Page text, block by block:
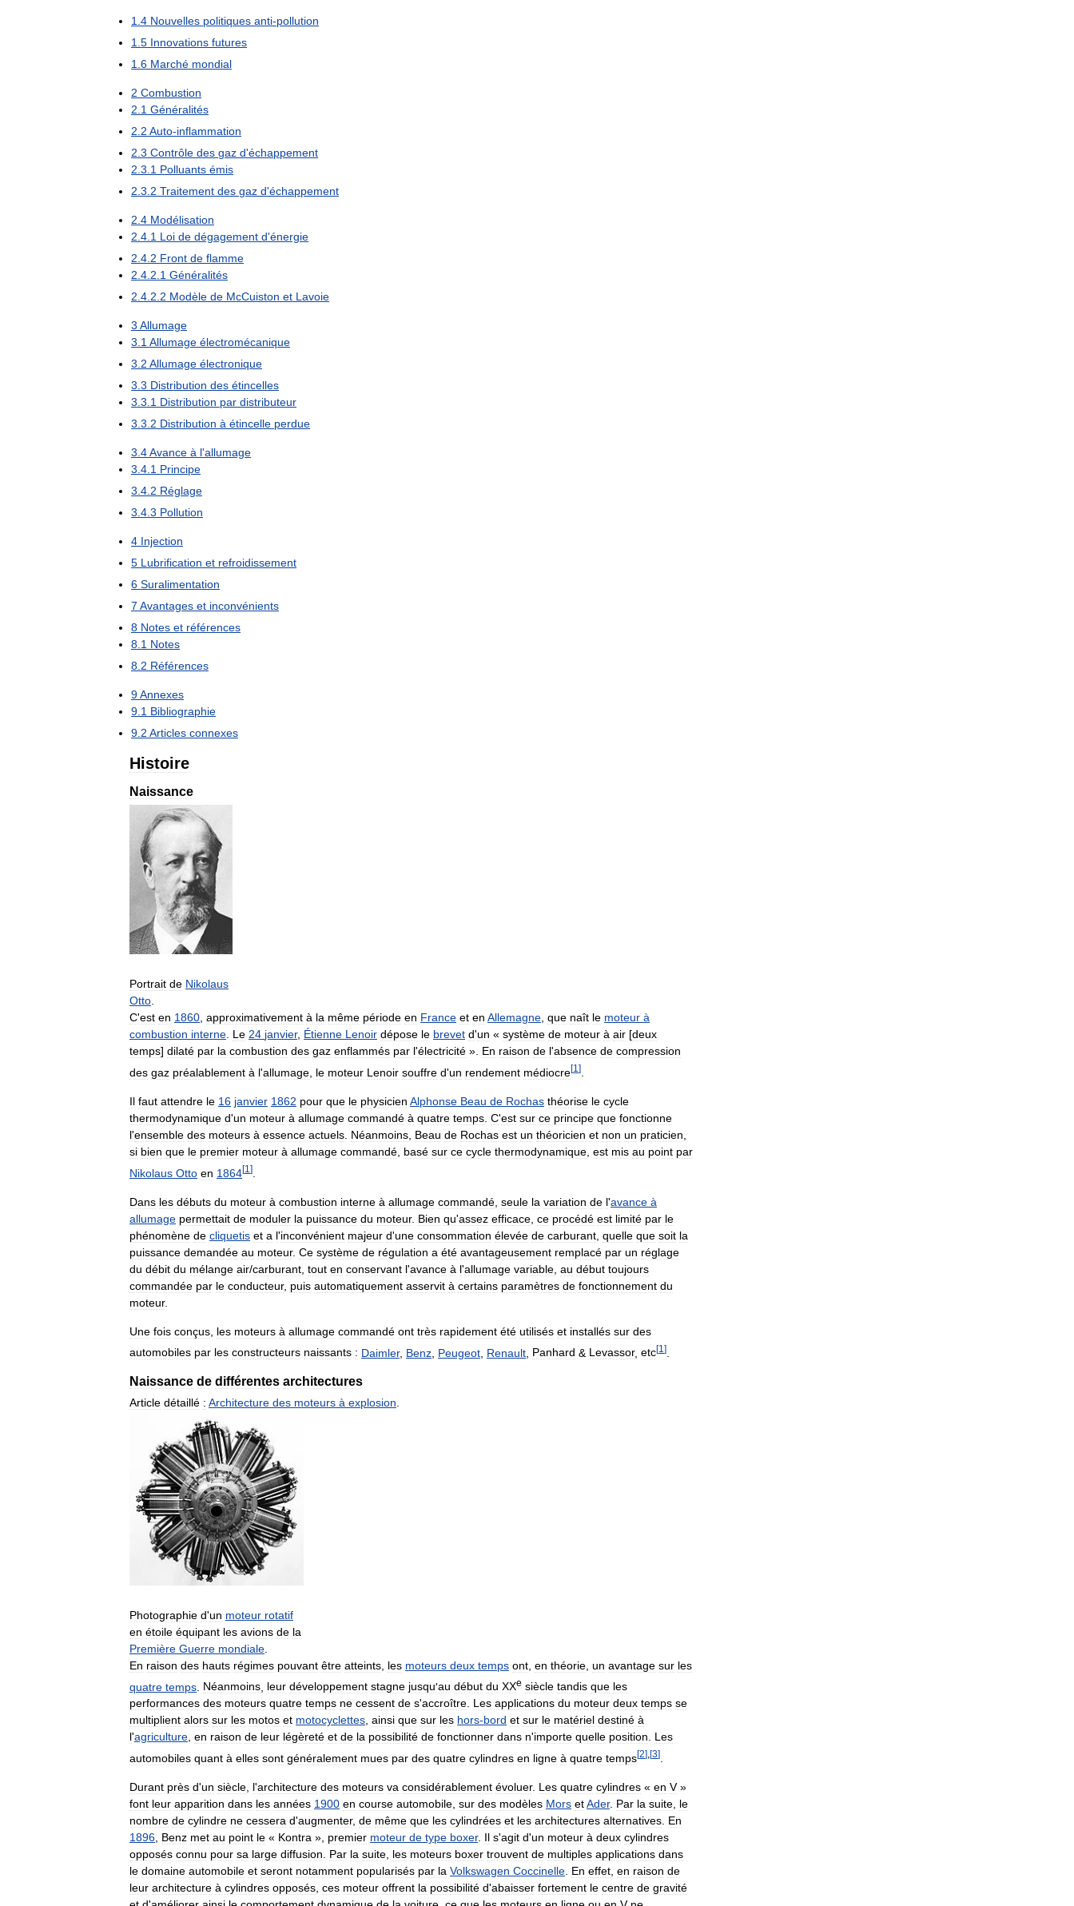
1 4 Nouvelles politiques anti-pollution
1 5 Innovations futures
1 6 Marché mondial
2 Combustion
2 1 Généralités
2 2 Auto-inflammation
2 3 Contrôle des gaz d'échappement
2 3 1 Polluants émis
2 3 2 Traitement des gaz d'échappement
2 4 Modélisation
2 4 1 Loi de dégagement d'énergie
2 4 2 Front de flamme
2 4 2 1 Généralités
2 4 2 2 Modèle de McCuiston et Lavoie
3 Allumage
3 1 Allumage électromécanique
3 2 Allumage électronique
3 3 Distribution des étincelles
3 3 1 Distribution par distributeur
3 3 2 Distribution à étincelle perdue
3 4Avance à l'allumage
3 4 1 Principe
3 4 2 Réglage
3 4 3 Pollution
4 Injection
5 Lubrification et refroidissement
6 Suralimentation
7 Avantages et inconvénients
8 Notes et références
8 1 Notes
8 2 Références
9Annexes
9 1 Bibliographie
9 2 Articles connexes
Histoire
Naissance
Portrait de Nikolaus
Otto.
C'est en 1860, approximativement à la même période en France et en Allemagne, que naît le moteur à
combustion interne. Le 24 janvier, Étienne Lenoir dépose le brevet d'un « système de moteur à air [deux
temps] dilaté par la combustion des gaz enflammés par l'électricité ». En raison de l'absence de compression
des gaz préalablement à l'allumage le moteur Lenoir souffre d'un rendement médiocre[1 ]
Il faut attendre le 16 janvier 1862 pour que le physicien Alphonse Beau de Rochas théorise le cycle
thermodynamique d'un moteur à allumage commandé à quatre temps C'est sur ce principe que fonctionne
l'ensemble des moteurs à essence actuels Néanmoins Beau de Rochas est un théoricien et non un praticien
si bien que le premier moteur à allumage commandé basé sur ce cycle thermodynamique est mis au point par
Nikolaus Otto en 1864[1 ]
Dans les débuts du moteur à combustion interne à allumage commandé seule la variation de l'avance à
allumage permettait de moduler la puissance du moteur. Bien qu'assez efficace ce procédé est limité par le
phénomène de cliquetis et a l'inconvénient majeur d'une consommation élevée de carburant quelle que soit la
puissance demandée au moteur. Ce système de régulation a été avantageusement remplacé par un réglage
du débit du mélange air/carburant tout en conservant l'avance à l'allumage variable au début toujours
commandée par le conducteur, puis automatiquement asservit à certains paramètres de fonctionnement du
moteur.
Une fois conçus les moteurs à allumage commandé ont très rapidement été utilisés et installés sur des
automobiles par les constructeurs naissants : Daimler, Benz Peugeot Renault Panhard & Levassor, etc[1 ]
Naissance de différentes architectures
Article détaillé : Architecture des moteurs à explosion
Photographie d'un moteur rotatif
en étoile équipant les avions de la
Première Guerre mondiale
En raison des hauts régimes pouvant être atteints les moteurs deux temps ont en théorie un avantage sur les
quatre temps Néanmoins leur développement stagne jusqu'au début du XXe siècle tandis que les
performances des moteurs quatre temps ne cessent de s'accroître. Les applications du moteur deux temps se
multiplient alors sur les motos et motocyclettes, ainsi que sur les hors-bord et sur le matériel destiné à
l'agriculture, en raison de leur légèreté et de la possibilité de fonctionner dans n'importe quelle position. Les
automobiles quant à elles sont généralement mues par des quatre cylindres en ligne à quatre temps[2] [3]
Durant près d'un siècle l'architecture des moteurs va considérablement évoluer. Les quatre cylindres « en V»
font leur apparition dans les années 1900 en course automobile sur des modèles Mors etAder. Par la suite le
nombre de cylindre ne cessera d'augmenter, de même que les cylindrées et les architectures alternatives En
1896 Benz met au point le « Kontra » premier moteur de type boxer. Il s'agit d'un moteur à deux cylindres
opposés connu pour sa large diffusion Par la suite les moteurs boxer trouvent de multiples applications dans
le domaine automobile et seront notamment popularisés par la Volkswagen Coccinelle En effet en raison de
leur architecture à cylindres opposés ces moteur offrent la possibilité d'abaisser fortement le centre de gravité